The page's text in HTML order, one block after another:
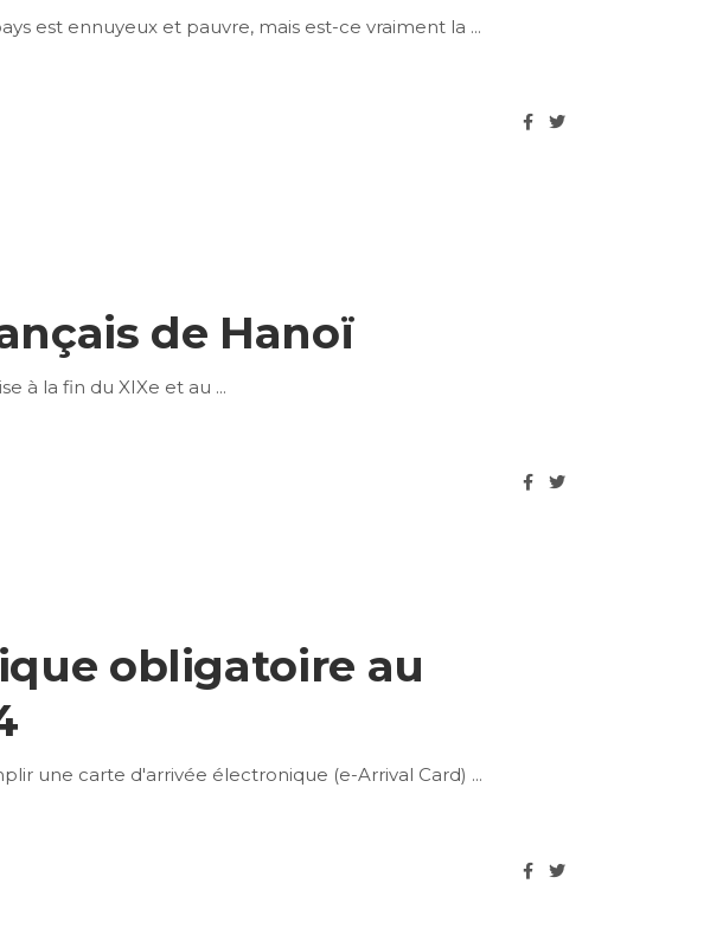
est ennuyeux et pauvre, mais est-ce vraiment la
de Hanoï
à la fin du XIXe et au
obligatoire au
une carte d'arrivée électronique (e-Arrival Card)